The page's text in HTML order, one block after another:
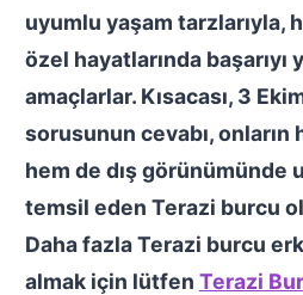
uyumlu yaşam tarzlarıyla,
özel hayatlarında başarıyı
amaçlarlar. Kısacası, 3
sorusunun cevabı, onların
hem de dış görünümünde
temsil eden Terazi burcu
Daha fazla Terazi burcu
almak için lütfen Terazi